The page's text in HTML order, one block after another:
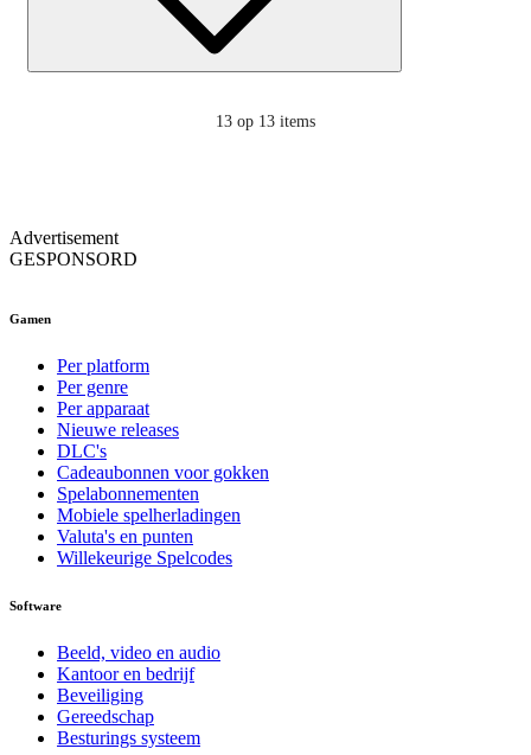
13 op 13 items
Advertisement
GESPONSORD
Gamen
Per platform
Per genre
Per apparaat
Nieuwe releases
DLC's
Cadeaubonnen voor gokken
Spelabonnementen
Mobiele spelherladingen
Valuta's en punten
Willekeurige Spelcodes
Software
Beeld, video en audio
Kantoor en bedrijf
Beveiliging
Gereedschap
Besturings systeem